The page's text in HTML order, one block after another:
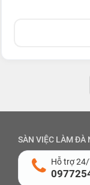
SÀN VIỆC LÀM ĐÀ
Hỗ trợ